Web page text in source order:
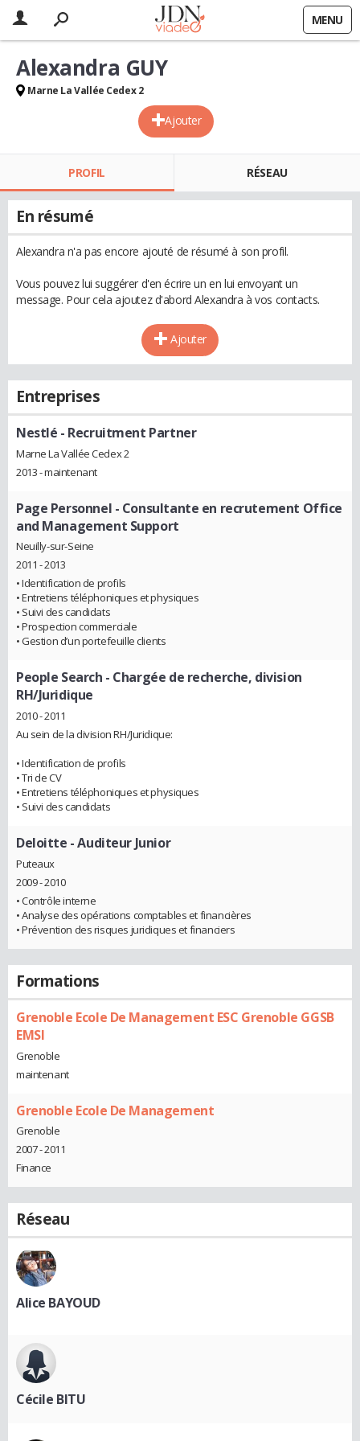
MENU
Ajouter
Alexandra GUY
Marne La Vallée Cedex 2
PROFIL RÉSEAU
En résumé
Alexandra n'a pas encore ajouté de résumé à son profil.
Vous pouvez lui suggérer d'en écrire un en lui envoyant un
message. Pour cela ajoutez d'abord Alexandra à vos contacts.
Ajouter
Entreprises
Nestlé - Recruitment Partner
Marne La Vallée Cedex 2
2013 - maintenant
Page Personnel - Consultante en recrutement Office
and Management Support
Neuilly-sur-Seine
2011 - 2013
• Identification de profils
• Entretiens téléphoniques et physiques
• Suivi des candidats
• Prospection commerciale
• Gestion d’un portefeuille clients
People Search - Chargée de recherche, division
RH/Juridique
2010 - 2011
Au sein de la division RH/Juridique:
• Identification de profils
• Tri de CV
• Entretiens téléphoniques et physiques
• Suivi des candidats
Deloitte - Auditeur Junior
Puteaux
2009 - 2010
• Contrôle interne
• Analyse des opérations comptables et financières
• Prévention des risques juridiques et financiers
Formations
Grenoble Ecole De Management ESC Grenoble GGSB
EMSI
Grenoble
maintenant
Grenoble Ecole De Management
Grenoble
2007 - 2011
Finance
Réseau
Alice BAYOUD
Cécile BITU